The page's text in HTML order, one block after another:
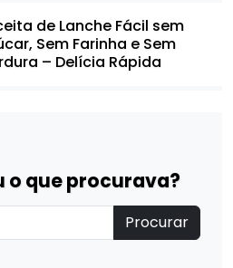
de Lanche Fácil sem
Sem Farinha e Sem
– Delícia Rápida
o que procurava?
Procurar